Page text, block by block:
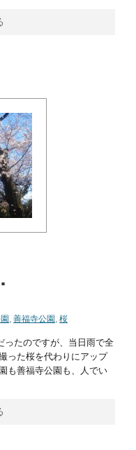
, 善福寺公園 , 桜
ったのですが、当日雨で全
った桜を代わりにアップ
も善福寺公園も、人でい